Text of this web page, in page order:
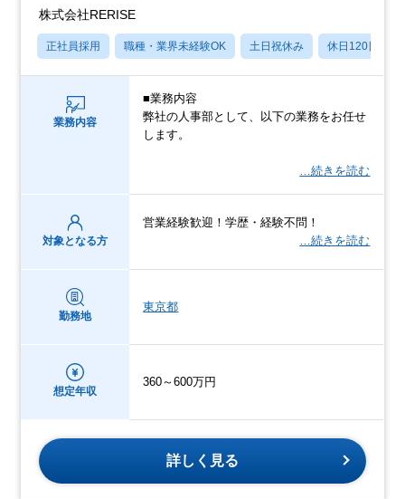
株式会社RERISE
正社員採用 職種・業界未経験OK 土日祝休み 休日120日以上
業務内容
■業務内容
弊社の人事部として、以下の業務をお任せ
します。
…続きを読む
対象となる方
営業経験歓迎！学歴・経験不問！
…続きを読む
勤務地
東京都
想定年収
360～600万円
詳しく見る